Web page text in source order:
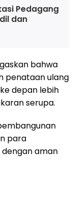
Pedagang
dan
bahwa
penataan ulang
depan lebih
serupa.
para
aman